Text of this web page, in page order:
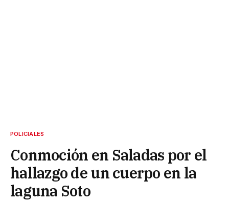
POLICIALES
Conmoción en Saladas por el
hallazgo de un cuerpo en la
laguna Soto